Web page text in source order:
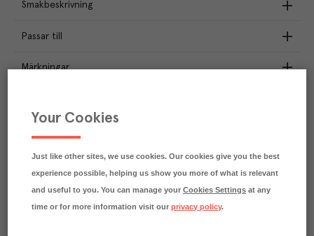
Smakbeskrivning
Passar till
Märkningar
Klimatavtryck
Varje kilo av varan påverkar klimatet motsvarande
utsläppen av 1.4 kg koldioxid.
Läs mer om hur vi beräknar klimatavtryck
Your Cookies
Just like other sites, we use cookies. Our cookies give you the best
experience possible, helping us show you more of what is relevant
and useful to you. You can manage yourCookies Settings at any
time or for more information visit ourprivacy policy.